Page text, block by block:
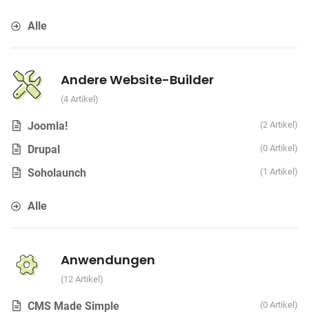
Alle
Andere Website-Builder
4 Artikel
Joomla! 2 Artikel
Drupal 0 Artikel
Soholaunch 1 Artikel
Alle
Anwendungen
12 Artikel
CMS Made Simple 0 Artikel